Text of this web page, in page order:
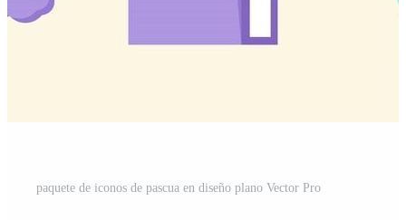
paquete de iconos de pascua en diseño plano Vector Pro